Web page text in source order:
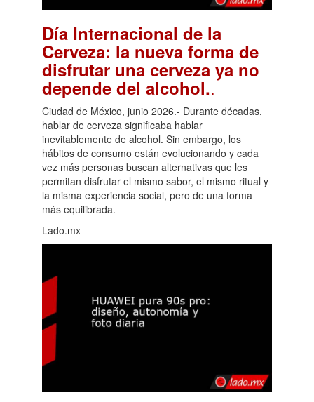
Día Internacional de la
Cerveza: la nueva forma de
disfrutar una cerveza ya no
depende del alcohol..
Ciudad de México, junio 2026.- Durante décadas,
hablar de cerveza significaba hablar
inevitablemente de alcohol. Sin embargo, los
hábitos de consumo están evolucionando y cada
vez más personas buscan alternativas que les
permitan disfrutar el mismo sabor, el mismo ritual y
la misma experiencia social, pero de una forma
más equilibrada.
Lado.mx